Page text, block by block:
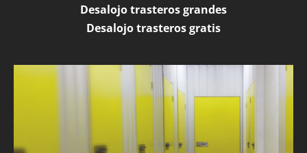
Desalojo trasteros grandes
Desalojo trasteros gratis